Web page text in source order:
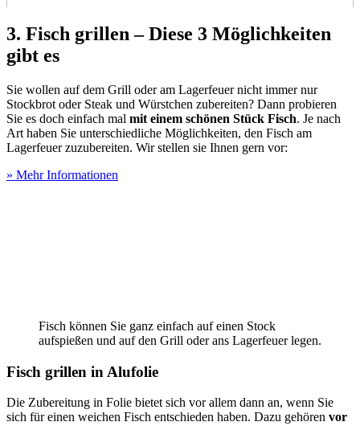
3. Fisch grillen – Diese 3 Möglichkeiten
gibt es
Sie wollen auf dem Grill oder am Lagerfeuer nicht immer nur
Stockbrot oder Steak und Würstchen zubereiten? Dann probieren
Sie es doch einfach mal mit einem schönen Stück Fisch. Je nach
Art haben Sie unterschiedliche Möglichkeiten, den Fisch am
Lagerfeuer zuzubereiten. Wir stellen sie Ihnen gern vor:
» Mehr Informationen
Fisch können Sie ganz einfach auf einen Stock
aufspießen und auf den Grill oder ans Lagerfeuer legen.
Fisch grillen in Alufolie
Die Zubereitung in Folie bietet sich vor allem dann an, wenn Sie
sich für einen weichen Fisch entschieden haben. Dazu gehören vor